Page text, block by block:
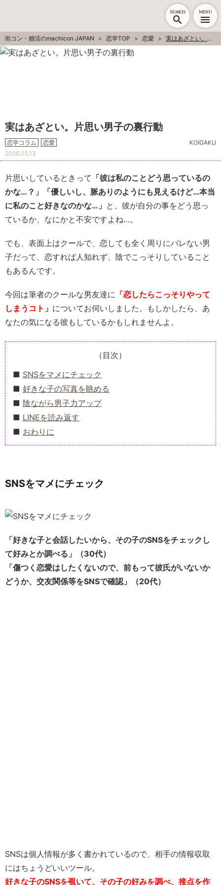
SEARCH MENU
街コン・婚活のmachicon JAPAN 恋学TOP 恋愛 実はあざとい。片思い男子の裏行動
実はあざとい。片思い男子の裏行動
恋学コラム 恋愛
KOIGAKU
2026.05.13
片思いしているときって 「彼は私のことどう思っているの
かな…？」「優しいし、脈ありのようにも見えるけど…本当
に私のこと好きなのかな…」 と、彼が自分の事をどう思っ
ているか、なにかと不安ですよね…。
でも、表面上はクールで、恋しても全く周りにバレない男
子だって、恋すれば人知れず、陰でこっそりしていること
もあるんです。
今回は筆者のクールな男友達に 「恋したらこっそりやって
しまうコト」 についてお伺いしました。もしかしたら、あ
なたの気になる彼もしているかもしれませんよ。
（目次）
SNSをマメにチェック
好きな子の写真を眺める
陰ながら男子力アップ
LINEを読み返す
おわりに
SNSをマメにチェック
「好きな子と会話したいから、その子のSNSをチェックし
て好みとか調べる」（30代）
「傷つく恋愛はしたくないので、前もって彼氏がいないか
どうか、交友関係等をSNSで確認」（20代）
SNSは個人情報が多く書かれているので、相手の情報収取
にはちょうどいいツール。
好きな子のSNSを覗いて、その子の好みを調べ、接点を作